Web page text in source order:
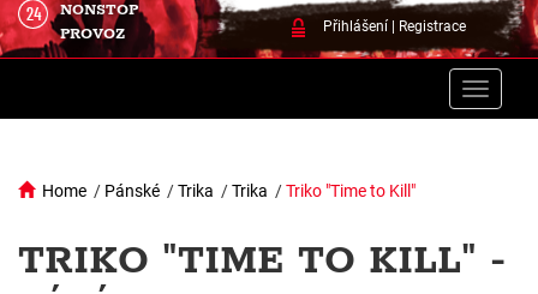
Přihlášení| Registrace
NONSTOP
PROVOZ
Toggle
Home / Pánské /Trika /Trika /Triko "Time to Kill"
TRIKO "TIME TO KILL" -